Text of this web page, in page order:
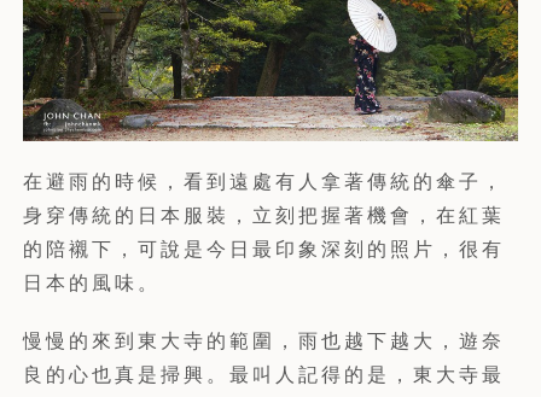
在避雨的時候，看到遠處有人拿著傳統的傘子，
身穿傳統的日本服裝，立刻把握著機會，在紅葉
的陪襯下，可說是今日最印象深刻的照片，很有
日本的風味。
慢慢的來到東大寺的範圍，雨也越下越大，遊奈
良的心也真是掃興。最叫人記得的是，東大寺最